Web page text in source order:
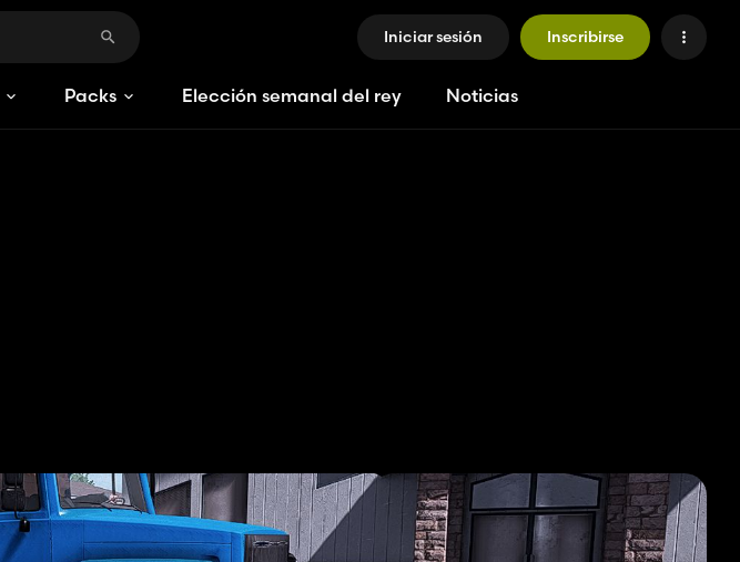
Iniciar sesión Inscribirse
Packs Elección semanal del rey Noticias